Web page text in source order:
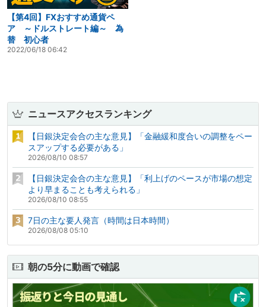
【第4回】FXおすすめ通貨ペ
ア ～ドルストレート編～ 為
替 初心者
2022/06/18 06:42
ニュースアクセスランキング
【日銀決定会合の主な意見】「金融緩和度合いの調整をペー
スアップする必要がある」
2026/08/10 08:57
【日銀決定会合の主な意見】「利上げのペースが市場の想定
より早まることも考えられる」
2026/08/10 08:55
7日の主な要人発言（時間は日本時間）
2026/08/08 05:10
朝の5分に動画で確認